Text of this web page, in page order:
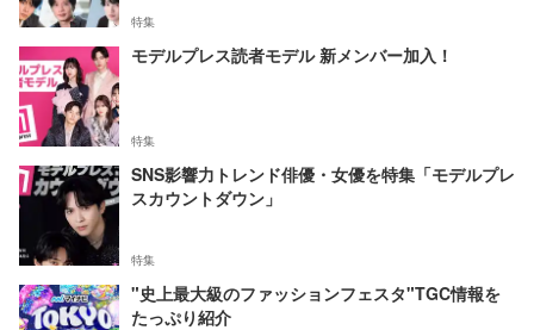
特集
モデルプレス読者モデル 新メンバー加入！
特集
SNS影響力トレンド俳優・女優を特集「モデルプレ
スカウントダウン」
特集
"史上最大級のファッションフェスタ"TGC情報を
たっぷり紹介